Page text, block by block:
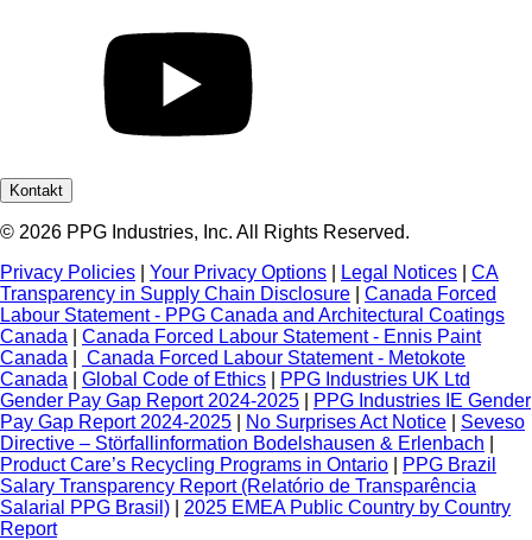
Kontakt
© 2026 PPG Industries, Inc. All Rights Reserved.
Privacy Policies
Your Privacy Options Legal Notices
CA
Transparency in Supply Chain Disclosure
Canada Forced
Labour Statement - PPG Canada and Architectural Coatings
Canada
Canada Forced Labour Statement - Ennis Paint
Canada
Canada Forced Labour Statement - Metokote
Canada
Global Code of Ethics
PPG Industries UK Ltd
Gender Pay Gap Report 2024-2025
PPG Industries IE Gender
Pay Gap Report 2024-2025
No Surprises Act Notice
Seveso
Directive – Störfallinformation Bodelshausen & Erlenbach
Product Care’s Recycling Programs in Ontario
PPG Brazil
Salary Transparency Report (Relatório de Transparência
Salarial PPG Brasil)
2025 EMEA Public Country by Country
Report